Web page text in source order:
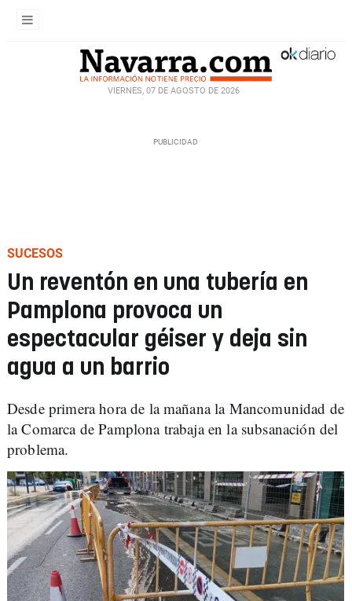
VIERNES, 07 DE AGOSTO DE 2026
SUCESOS
Un reventón en una tubería en
Pamplona provoca un
espectacular géiser y deja sin
agua a un barrio
Desde primera hora de la mañana la Mancomunidad de
la Comarca de Pamplona trabaja en la subsanación del
problema.